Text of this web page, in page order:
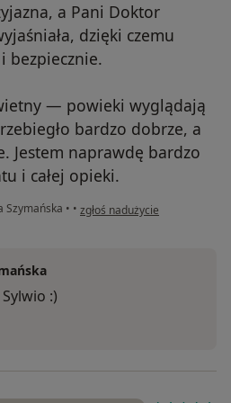
a Pani Doktor
dzięki czemu
bezpiecznie.
— powieki wyglądają
bardzo dobrze, a
Jestem naprawdę bardzo
i całej opieki.
Szymańska • • w opinii użytkownika Sylwia
zgłoś nadużycie
:)